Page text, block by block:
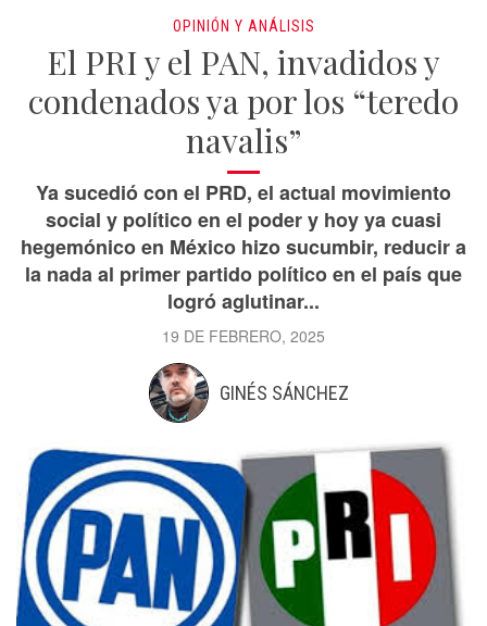
OPINIÓN Y ANÁLISIS
El PRI y el PAN, invadidos y
condenados ya por los “teredo
navalis”
Ya sucedió con el PRD, el actual movimiento
social y político en el poder y hoy ya cuasi
hegemónico en México hizo sucumbir, reducir a
la nada al primer partido político en el país que
logró aglutinar...
19 DE FEBRERO, 2025
GINÉS SÁNCHEZ